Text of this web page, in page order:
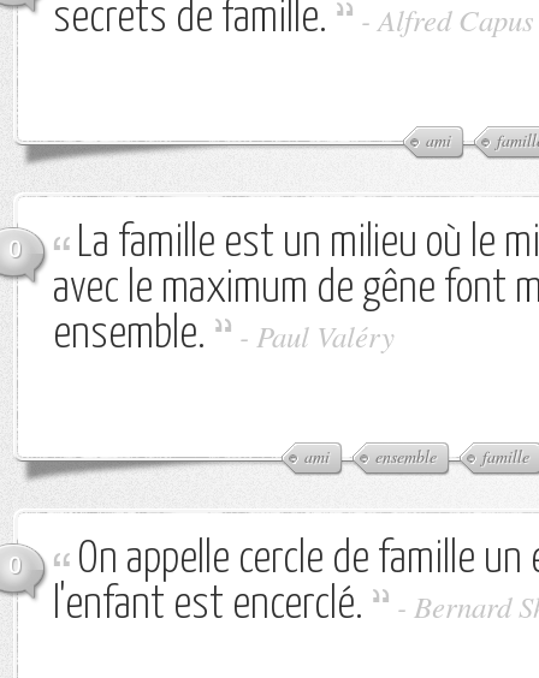
secrets de famille.
-Alfred Capus
ami
0
La famille est un milieu où le
avec le maximum de gêne font
ensemble.
- Paul Valéry
ami ensemble famille
0
On appelle cercle de famille
l'enfant est encerclé.
- Bernard